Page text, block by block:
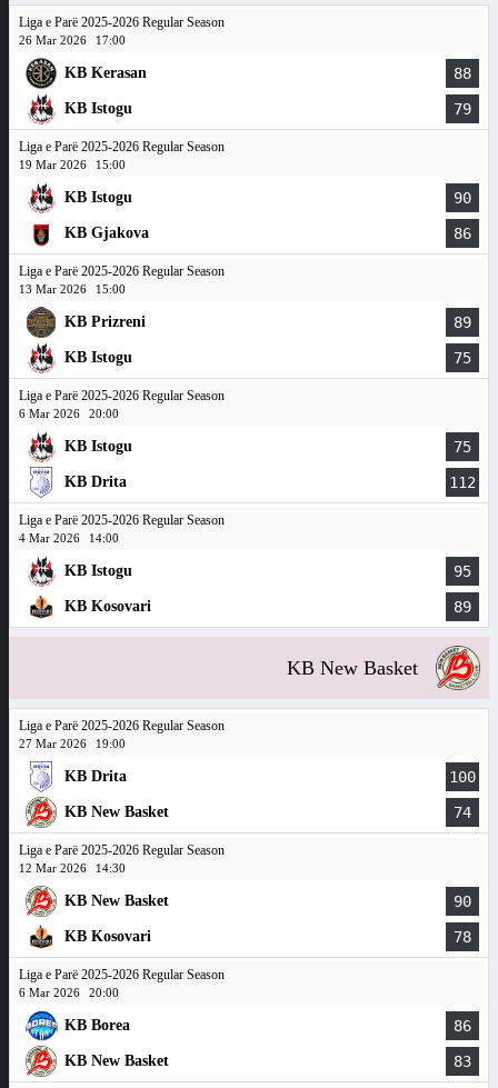
Liga e Parë 2025-2026 Regular Season
26 Mar 2026 17:00
KB Kerasan 88
KB Istogu 79
Liga e Parë 2025-2026 Regular Season
19 Mar 2026 15:00
KB Istogu 90
KB Gjakova 86
Liga e Parë 2025-2026 Regular Season
13 Mar 2026 15:00
KB Prizreni 89
KB Istogu 75
Liga e Parë 2025-2026 Regular Season
6 Mar 2026 20:00
KB Istogu 75
KB Drita 112
Liga e Parë 2025-2026 Regular Season
4 Mar 2026 14:00
KB Istogu 95
KB Kosovari 89
KB New Basket
Liga e Parë 2025-2026 Regular Season
27 Mar 2026 19:00
KB Drita 100
KB New Basket 74
Liga e Parë 2025-2026 Regular Season
12 Mar 2026 14:30
KB New Basket 90
KB Kosovari 78
Liga e Parë 2025-2026 Regular Season
6 Mar 2026 20:00
KB Borea 86
KB New Basket 83